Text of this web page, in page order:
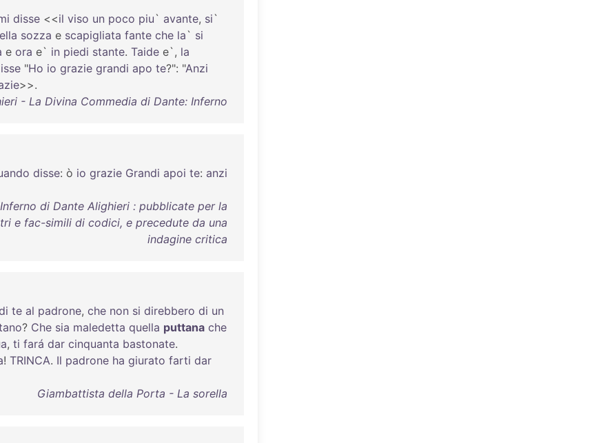
disse <<il viso un poco piu` avante, si`
sozza e scapigliata fante che la` si
e ora e` in piedi stante. Taide e`, la
"Ho io grazie grandi apo te?": "Anzi
>>.
- La Divina Commedia di Dante: Inferno
disse: ò io grazie Grandi apoi te: anzi
di Dante Alighieri : pubblicate per la
e fac-simili di codici, e precedute da una
indagine critica
te al padrone, che non si direbbero di un
? Che sia maledetta quella puttana che
, ti fará dar cinquanta bastonate.
! TRINCA. Il padrone ha giurato farti dar
Giambattista della Porta - La sorella